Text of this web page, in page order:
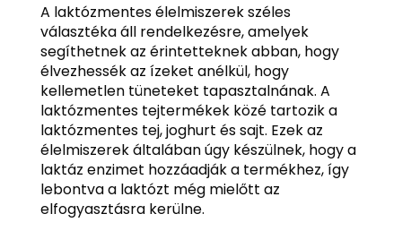
A laktózmentes élelmiszerek széles
választéka áll rendelkezésre, amelyek
segíthetnek az érintetteknek abban, hogy
élvezhessék az ízeket anélkül, hogy
kellemetlen tüneteket tapasztalnának. A
laktózmentes tejtermékek közé tartozik a
laktózmentes tej, joghurt és sajt. Ezek az
élelmiszerek általában úgy készülnek, hogy a
laktáz enzimet hozzáadják a termékhez, így
lebontva a laktózt még mielőtt az
elfogyasztásra kerülne.